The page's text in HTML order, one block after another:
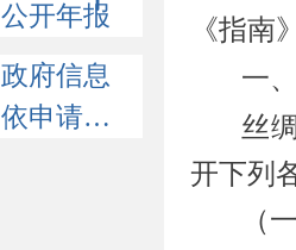
公开年报
政府信息
依申请公开
《指南
一
丝
开下列
（